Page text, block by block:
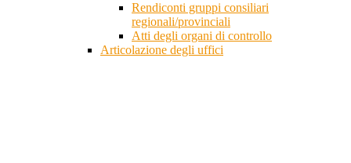
Rendiconti gruppi consiliari
regionali/provinciali
Atti degli organi di controllo
Articolazione degli uffici